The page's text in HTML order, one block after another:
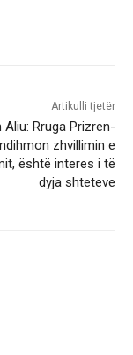
Artikulli tjetër
Aliu: Rruga Prizren-
zhvillimin e
është interes i të
dyja shteteve